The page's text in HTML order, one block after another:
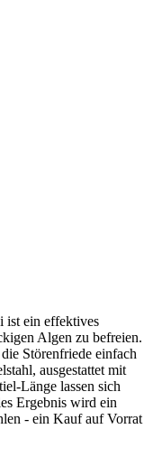
ist ein effektives
Algen zu befreien.
Störenfriede einfach
ausgestattet mit
Länge lassen sich
Ergebnis wird ein
- ein Kauf auf Vorrat